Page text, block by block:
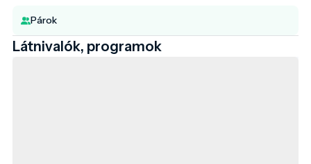
Párok
Látnivalók, programok